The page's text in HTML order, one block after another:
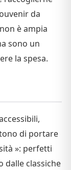
da
è ampia
sono un
la spesa.
di portare
»: perfetti
dalle classiche